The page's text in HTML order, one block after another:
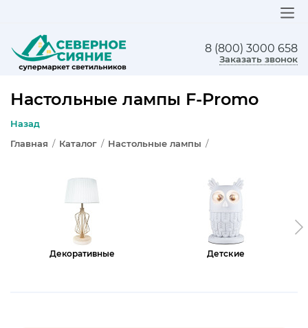
8 (800) 3000 658
Заказать звонок
Настольные лампы F-Promo
Назад
Главная / Каталог / Настольные лампы /
Декоративные Детские
ЛЮСТРЫ
БРА И ПОДСВЕТКА
НАСТОЛЬНЫЕ ЛАМПЫ
ТОРШЕРЫ
СВЕТИЛЬНИКИ КАК В ИКЕА
ТРЕКОВЫЕ СИСТЕМЫ